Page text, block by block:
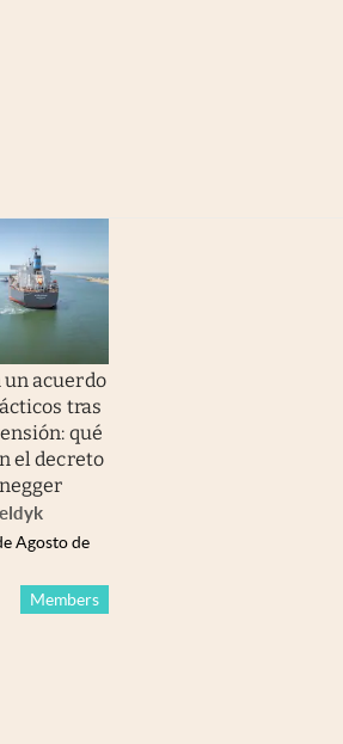
acuerdo
tras
qué
el decreto
Members
Agosto de